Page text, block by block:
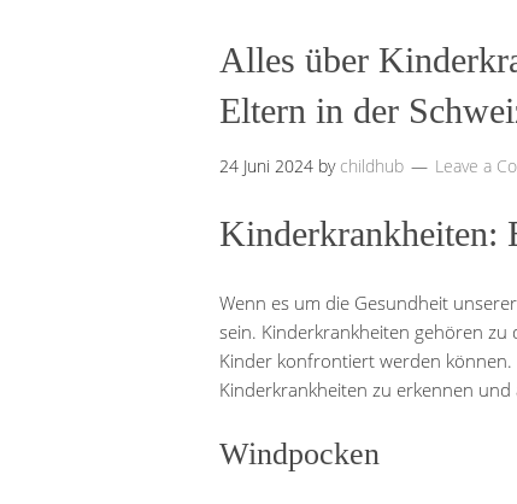
Alles über
Eltern in der
24 Juni 2024 by childhub Leave a
Kinderkrankheiten:
Wenn es um die Gesundheit
sein. Kinderkrankheiten gehören
Kinder konfrontiert werden
Kinderkrankheiten zu erkennen
Windpocken